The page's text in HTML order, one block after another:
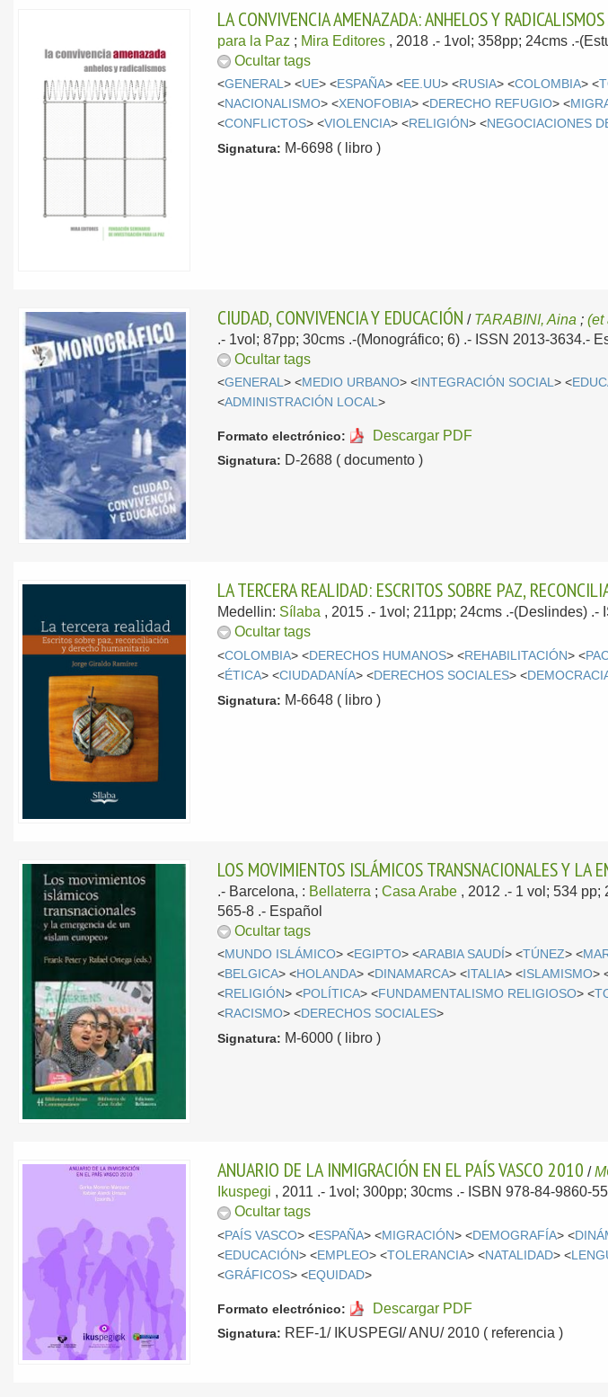
LA CONVIVENCIA AMENAZADA: ANHELOS Y RADICALISMOS
para la Paz ; Mira Editores , 2018 .- 1vol; 358pp; 24cms .-
Ocultar tags
<GENERAL> <UE> <ESPAÑA> <EE.UU> <RUSIA> <COLOMBIA> <
<NACIONALISMO> <XENOFOBIA> <DERECHO REFUGIO> <
<CONFLICTOS> <VIOLENCIA> <RELIGIÓN> <NEGOCIACIONES
Signatura: M-6698 ( libro )
CIUDAD, CONVIVENCIA Y EDUCACIÓN / TARABINI, Aina ;(et
.- 1vol; 87pp; 30cms .-(Monográfico; 6) .- ISSN 2013-3634.-
Ocultar tags
<GENERAL> <MEDIO URBANO> < INTEGRACIÓN SOCIAL> <
<ADMINISTRACIÓN LOCAL>
Formato electrónico: Descargar PDF
Signatura: D-2688 ( documento )
LA TERCERA REALIDAD: ESCRITOS SOBRE PAZ,
Medellin: Sílaba , 2015 .- 1vol; 211pp; 24cms .-(Deslindes) .-
Ocultar tags
<COLOMBIA> <DERECHOS HUMANOS> <REHABILITACIÓN> <
<ÉTICA> <CIUDADANÍA> <DERECHOS SOCIALES> <
Signatura: M-6648 ( libro )
LOS MOVIMIENTOS ISLÁMICOS TRANSNACIONALES Y LA
.- Barcelona, : Bellaterra ;Casa Arabe , 2012 .- 1 vol; 534 pp;
565-8 .- Español
Ocultar tags
<MUNDO ISLÁMICO> <EGIPTO> <ARABIA SAUDÍ> <TÚNEZ> <
<BELGICA> <HOLANDA> <DINAMARCA> < ITALIA> < ISLAMISMO>
<RELIGIÓN> <POLÍTICA> <FUNDAMENTALISMO RELIGIOSO> <
<RACISMO> <DERECHOS SOCIALES>
Signatura: M-6000 ( libro )
ANUARIO DE LA INMIGRACIÓN EN EL PAÍS VASCO 2010 /
Ikuspegi , 2011 .- 1vol; 300pp; 30cms .- ISBN 978-84-9860-
Ocultar tags
<PAÍS VASCO> <ESPAÑA> <MIGRACIÓN> <DEMOGRAFÍA> <
<EDUCACIÓN> <EMPLEO> <TOLERANCIA> <NATALIDAD> <
<GRÁFICOS> <EQUIDAD>
Formato electrónico: Descargar PDF
Signatura: REF-1/ IKUSPEGI/ ANU/ 2010 ( referencia )